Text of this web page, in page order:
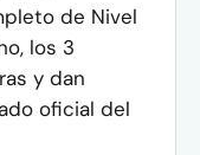
de Nivel
los 3
y dan
oficial del